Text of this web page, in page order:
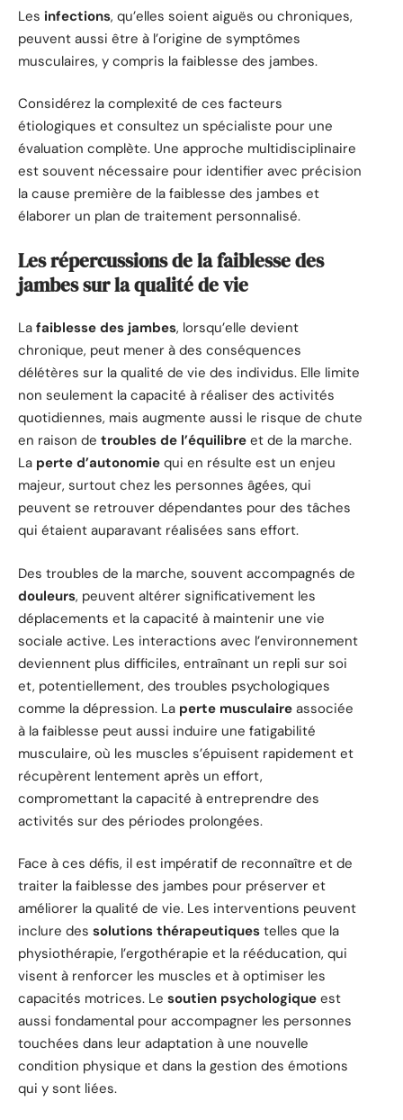
Les infections, qu’elles soient aiguës ou chroniques,
peuvent aussi être à l’origine de symptômes
musculaires, y compris la faiblesse des jambes.
Considérez la complexité de ces facteurs
étiologiques et consultez un spécialiste pour une
évaluation complète. Une approche multidisciplinaire
est souvent nécessaire pour identifier avec précision
la cause première de la faiblesse des jambes et
élaborer un plan de traitement personnalisé.
Les répercussions de la faiblesse des
jambes sur la qualité de vie
La faiblesse des jambes, lorsqu’elle devient
chronique, peut mener à des conséquences
délétères sur la qualité de vie des individus. Elle limite
non seulement la capacité à réaliser des activités
quotidiennes, mais augmente aussi le risque de chute
en raison de troubles de l’équilibre et de la marche.
La perte d’autonomie qui en résulte est un enjeu
majeur, surtout chez les personnes âgées, qui
peuvent se retrouver dépendantes pour des tâches
qui étaient auparavant réalisées sans effort.
Des troubles de la marche, souvent accompagnés de
douleurs, peuvent altérer significativement les
déplacements et la capacité à maintenir une vie
sociale active. Les interactions avec l’environnement
deviennent plus difficiles, entraînant un repli sur soi
et, potentiellement, des troubles psychologiques
comme la dépression. La perte musculaire associée
à la faiblesse peut aussi induire une fatigabilité
musculaire, où les muscles s’épuisent rapidement et
récupèrent lentement après un effort,
compromettant la capacité à entreprendre des
activités sur des périodes prolongées.
Face à ces défis, il est impératif de reconnaître et de
traiter la faiblesse des jambes pour préserver et
améliorer la qualité de vie. Les interventions peuvent
inclure des solutions thérapeutiques telles que la
physiothérapie, l’ergothérapie et la rééducation, qui
visent à renforcer les muscles et à optimiser les
capacités motrices. Le soutien psychologique est
aussi fondamental pour accompagner les personnes
touchées dans leur adaptation à une nouvelle
condition physique et dans la gestion des émotions
qui y sont liées.